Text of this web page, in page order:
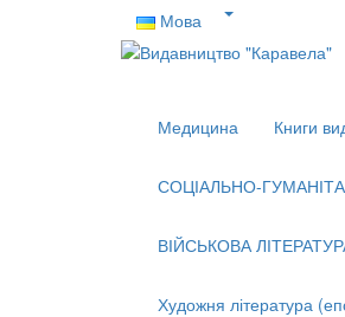
Мова
Медицина Книги
СОЦІАЛЬНО-
ВІЙСЬКОВА
Художня література